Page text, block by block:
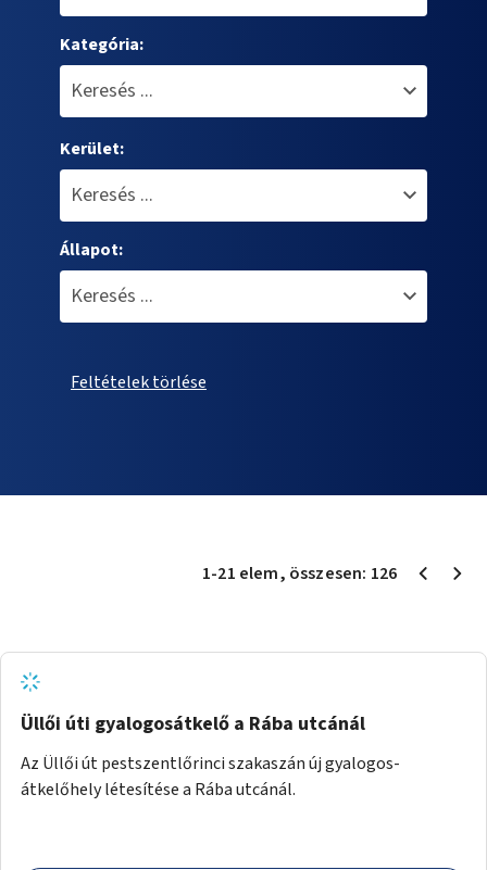
Kategória:
Kerület:
Állapot:
Feltételek törlése
1-21 elem, összesen: 126
Üllői úti gyalogosátkelő a Rába utcánál
Az Üllői út pestszentlőrinci szakaszán új gyalogos-
átkelőhely létesítése a Rába utcánál.